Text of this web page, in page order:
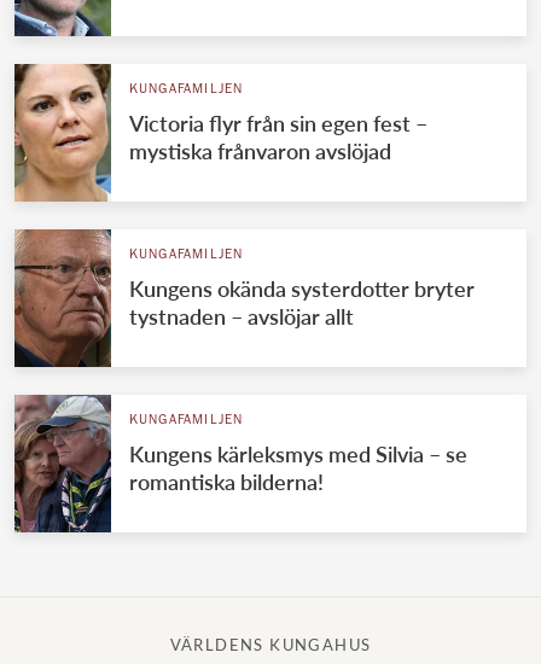
KUNGAFAMILJEN
Victoria flyr från sin egen fest –
mystiska frånvaron avslöjad
KUNGAFAMILJEN
Kungens okända systerdotter bryter
tystnaden – avslöjar allt
KUNGAFAMILJEN
Kungens kärleksmys med Silvia – se
romantiska bilderna!
VÄRLDENS KUNGAHUS